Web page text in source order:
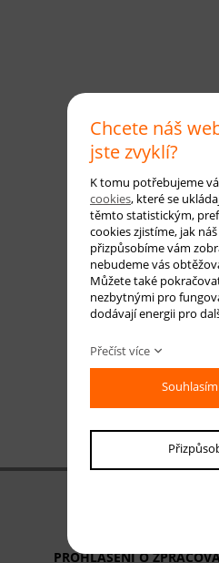
PROHLÁŠENÍ O
Chcete náš
jste zvyklí?
K tomu potřebujeme
cookies, které se
těmto statistickým,
cookies zjistíme, jak
přizpůsobíme vám
nebudeme vás
Můžete také
nezbytnými pro
dodávají energii pro
Přečíst více